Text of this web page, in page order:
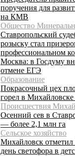
поручения для
на КМВ
Общество
Ставропольский
розыску стал
профессиональном
Москва: в Госдуму
отмене ЕГЭ
Образование
Покрасочный цех
горел в Михайловске
Происшествия
Осенний сев в
— более 2,1 млн га
Сельское хозяйство
Михайловск
день светофора в